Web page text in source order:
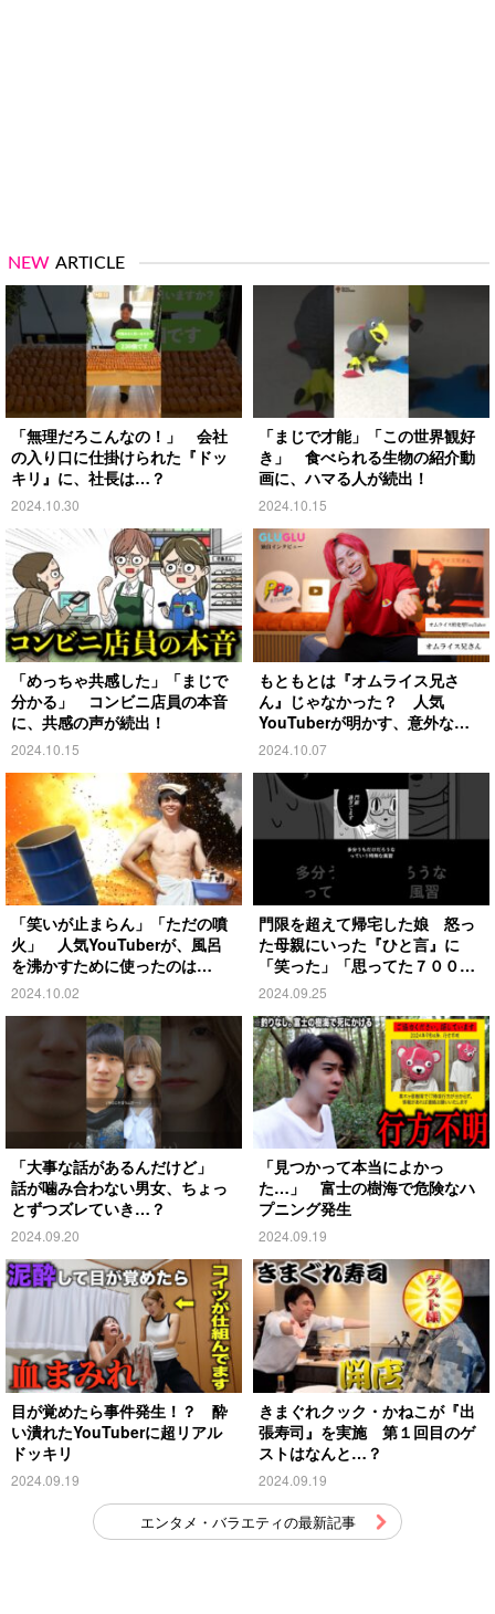
NEW ARTICLE
「無理だろこんなの！」 会社
の入り口に仕掛けられた『ドッ
キリ』に、社長は…？
2024.10.30
「まじで才能」「この世界観好
き」 食べられる生物の紹介動
画に、ハマる人が続出！
2024.10.15
「めっちゃ共感した」「まじで
分かる」 コンビニ店員の本音
に、共感の声が続出！
2024.10.15
もともとは『オムライス兄さ
ん』じゃなかった？ 人気
YouTuberが明かす、意外な過
去とは
2024.10.07
「笑いが止まらん」「ただの噴
火」 人気YouTuberが、風呂
を沸かすために使ったのは…
2024.10.02
門限を超えて帰宅した娘 怒っ
た母親にいった『ひと言』に
「笑った」「思ってた７００倍
特殊」
2024.09.25
「大事な話があるんだけど」
話が噛み合わない男女、ちょっ
とずつズレていき…？
2024.09.20
「見つかって本当によかっ
た…」 富士の樹海で危険なハ
プニング発生
2024.09.19
目が覚めたら事件発生！？ 酔
い潰れたYouTuberに超リアル
ドッキリ
2024.09.19
きまぐれクック・かねこが『出
張寿司』を実施 第１回目のゲ
ストはなんと…？
2024.09.19
エンタメ・バラエティの最新記事